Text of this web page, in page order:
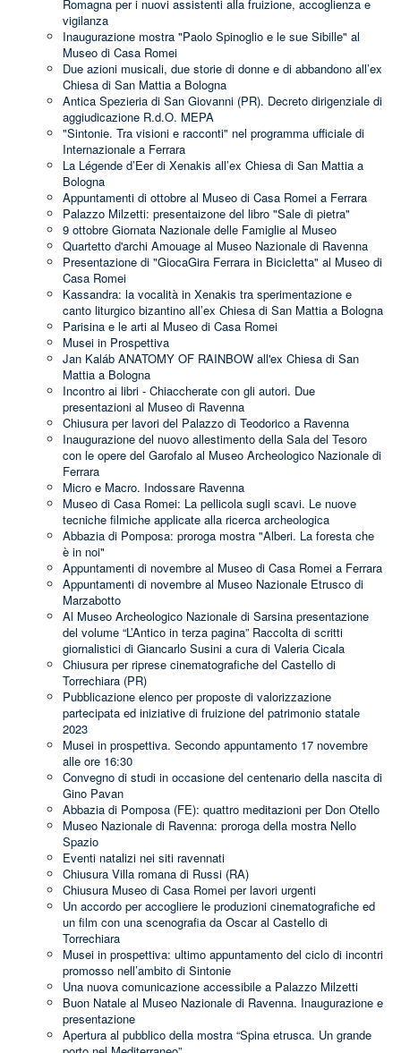
Romagna per i nuovi assistenti alla fruizione, accoglienza e
vigilanza
Inaugurazione mostra "Paolo Spinoglio e le sue Sibille" al
Museo di Casa Romei
Due azioni musicali, due storie di donne e di abbandono all’ex
Chiesa di San Mattia a Bologna
Antica Spezieria di San Giovanni (PR). Decreto dirigenziale di
aggiudicazione R.d.O. MEPA
"Sintonie. Tra visioni e racconti" nel programma ufficiale di
Internazionale a Ferrara
La Légende d’Eer di Xenakis all’ex Chiesa di San Mattia a
Bologna
Appuntamenti di ottobre al Museo di Casa Romei a Ferrara
Palazzo Milzetti: presentaizone del libro "Sale di pietra"
9 ottobre Giornata Nazionale delle Famiglie al Museo
Quartetto d'archi Amouage al Museo Nazionale di Ravenna
Presentazione di "GiocaGira Ferrara in Bicicletta" al Museo di
Casa Romei
Kassandra: la vocalità in Xenakis tra sperimentazione e
canto liturgico bizantino all’ex Chiesa di San Mattia a Bologna
Parisina e le arti al Museo di Casa Romei
Musei in Prospettiva
Jan Kaláb ANATOMY OF RAINBOW all'ex Chiesa di San
Mattia a Bologna
Incontro ai libri - Chiaccherate con gli autori. Due
presentazioni al Museo di Ravenna
Chiusura per lavori del Palazzo di Teodorico a Ravenna
Inaugurazione del nuovo allestimento della Sala del Tesoro
con le opere del Garofalo al Museo Archeologico Nazionale di
Ferrara
Micro e Macro. Indossare Ravenna
Museo di Casa Romei: La pellicola sugli scavi. Le nuove
tecniche filmiche applicate alla ricerca archeologica
Abbazia di Pomposa: proroga mostra "Alberi. La foresta che
è in noi"
Appuntamenti di novembre al Museo di Casa Romei a Ferrara
Appuntamenti di novembre al Museo Nazionale Etrusco di
Marzabotto
Al Museo Archeologico Nazionale di Sarsina presentazione
del volume “L’Antico in terza pagina” Raccolta di scritti
giornalistici di Giancarlo Susini a cura di Valeria Cicala
Chiusura per riprese cinematografiche del Castello di
Torrechiara (PR)
Pubblicazione elenco per proposte di valorizzazione
partecipata ed iniziative di fruizione del patrimonio statale
2023
Musei in prospettiva. Secondo appuntamento 17 novembre
alle ore 16:30
Convegno di studi in occasione del centenario della nascita di
Gino Pavan
Abbazia di Pomposa (FE): quattro meditazioni per Don Otello
Museo Nazionale di Ravenna: proroga della mostra Nello
Spazio
Eventi natalizi nei siti ravennati
Chiusura Villa romana di Russi (RA)
Chiusura Museo di Casa Romei per lavori urgenti
Un accordo per accogliere le produzioni cinematografiche ed
un film con una scenografia da Oscar al Castello di
Torrechiara
Musei in prospettiva: ultimo appuntamento del ciclo di incontri
promosso nell’ambito di Sintonie
Una nuova comunicazione accessibile a Palazzo Milzetti
Buon Natale al Museo Nazionale di Ravenna. Inaugurazione e
presentazione
Apertura al pubblico della mostra “Spina etrusca. Un grande